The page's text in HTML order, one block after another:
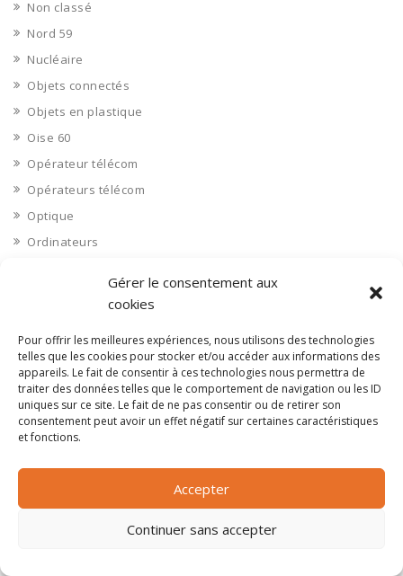
Gérer le consentement aux
cookies
Pour offrir les meilleures expériences, nous utilisons des technologies
telles que les cookies pour stocker et/ou accéder aux informations des
appareils. Le fait de consentir à ces technologies nous permettra de
traiter des données telles que le comportement de navigation ou les ID
uniques sur ce site. Le fait de ne pas consentir ou de retirer son
consentement peut avoir un effet négatif sur certaines caractéristiques
et fonctions.
Accepter
Continuer sans accepter
Non classé
Nord 59
Nucléaire
Objets connectés
Objets en plastique
Oise 60
Opérateur télécom
Opérateurs télécom
Optique
Ordinateurs
Paris 75
Pas de Calais 62
Pêche
Petite distribution
Pharmacie et vente d'articles médicaux